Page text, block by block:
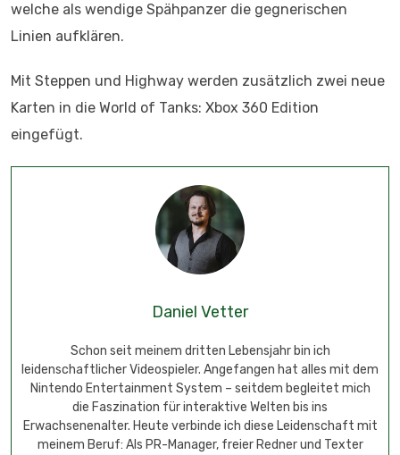
welche als wendige Spähpanzer die gegnerischen
Linien aufklären.
Mit Steppen und Highway werden zusätzlich zwei neue
Karten in die World of Tanks: Xbox 360 Edition
eingefügt.
Daniel Vetter
Schon seit meinem dritten Lebensjahr bin ich
leidenschaftlicher Videospieler. Angefangen hat alles mit dem
Nintendo Entertainment System – seitdem begleitet mich
die Faszination für interaktive Welten bis ins
Erwachsenenalter. Heute verbinde ich diese Leidenschaft mit
meinem Beruf: Als PR-Manager, freier Redner und Texter